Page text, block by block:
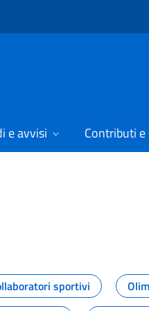
e avvisi Contributi
sportsportivi